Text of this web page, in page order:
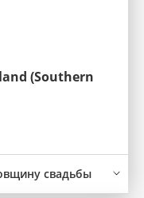
(Southern
свадьбы